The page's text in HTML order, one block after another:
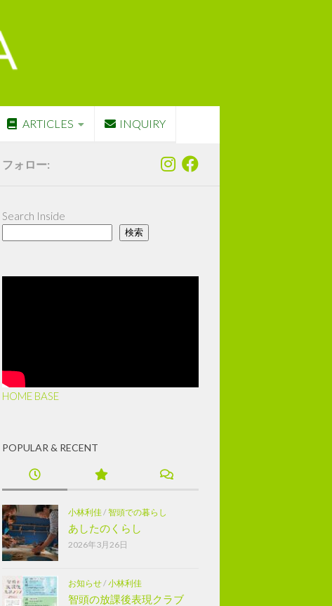
ARTICLES INQUIRY
フォロー:
Search Inside
検索
HOME BASE
POPULAR & RECENT
小林利佳/智頭での暮らし
あしたのくらし
2026年3月26日
お知らせ/小林利佳
智頭の放課後表現クラブ